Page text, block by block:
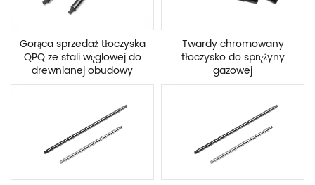
Gorąca sprzedaż tłoczyska
QPQ ze stali węglowej do
drewnianej obudowy
Twardy chromowany
tłoczysko do sprężyny
gazowej